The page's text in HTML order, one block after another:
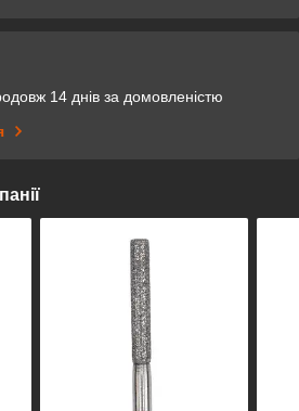
14 днів за домовленістю